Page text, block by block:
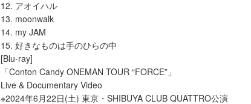
12. アオイハル
13. moonwalk
14. my JAM
15. 好きなものは手のひらの中
[Blu-ray]
「Conton Candy ONEMAN TOUR “FORCE”」
Live & Documentary Video
※2024年6月22日(土) 東京・SHIBUYA CLUB QUATTRO公演